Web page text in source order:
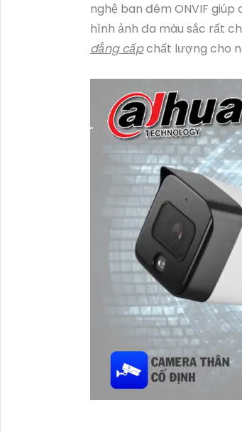
nghệ ban đêm ONVIF
hình ảnh đa màu sắc rất
đẳng cấpchất lượng cho